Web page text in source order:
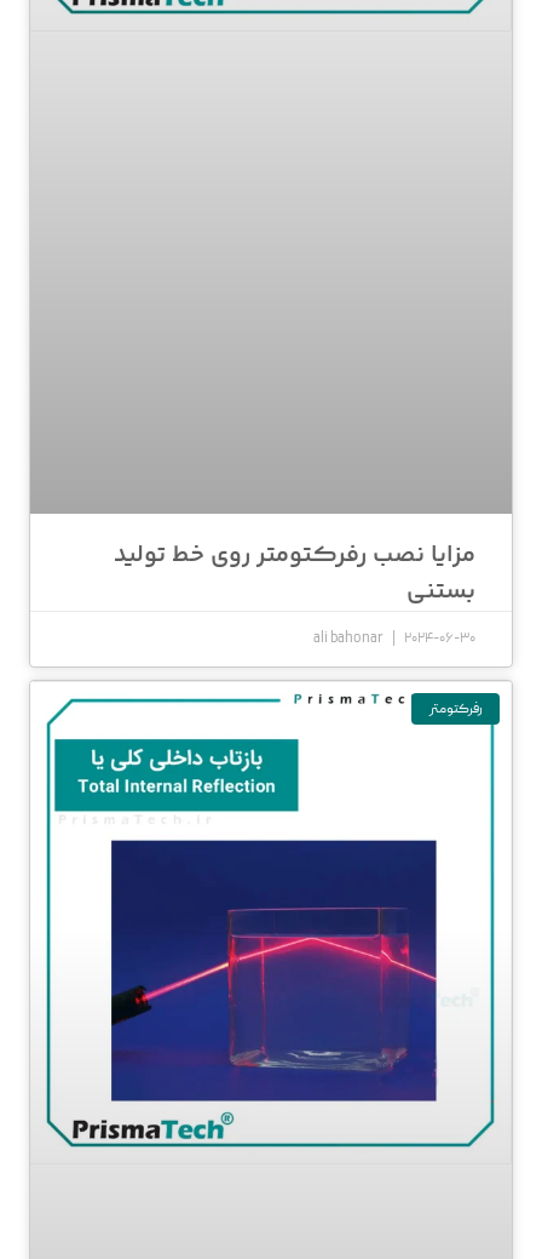
مزایا نصب رفرکتومتر روی خط تولید
بستنی
ali bahonar 2024-06-30
رفرکتومتر